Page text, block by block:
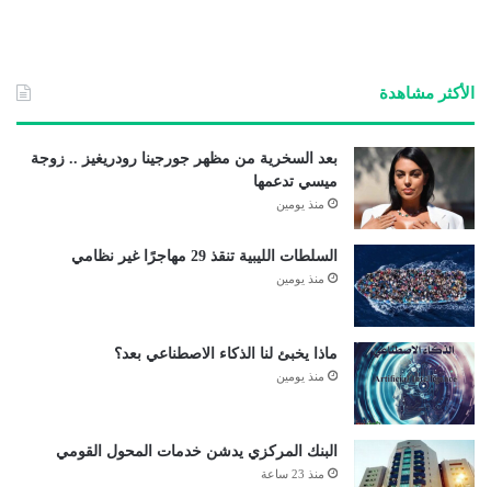
الأكثر مشاهدة
بعد السخرية من مظهر جورجينا رودريغيز .. زوجة
ميسي تدعمها
منذ يومين
السلطات الليبية تنقذ 29 مهاجرًا غير نظامي
منذ يومين
ماذا يخبئ لنا الذكاء الاصطناعي بعد؟
منذ يومين
البنك المركزي يدشن خدمات المحول القومي
منذ 23 ساعة